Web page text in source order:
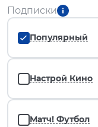
Подписки
Популярный
Настрой Кино
Матч! Футбол